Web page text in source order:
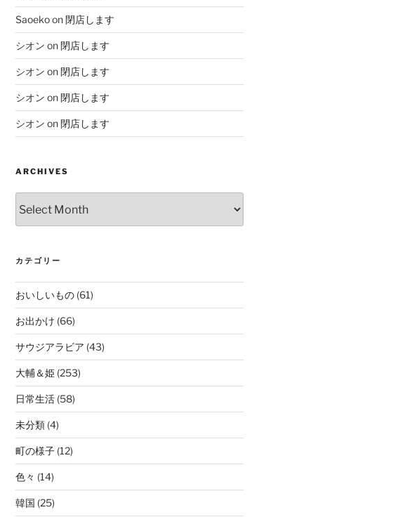
Saoekoon閉店します
シオン on閉店します
シオン on閉店します
シオン on閉店します
シオン on閉店します
ARCHIVES
カテゴリー
おいしいもの(61)
お出かけ (66)
サウジアラビア (43)
大輔＆姫(253)
日常生活(58)
未分類(4)
町の様子(12)
色々 (14)
韓国 (25)